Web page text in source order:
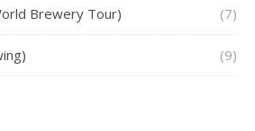
Brewery Tour) (7)
(9)